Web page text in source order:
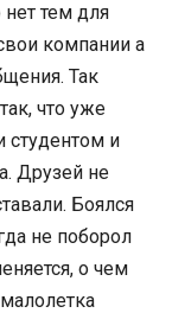
тем для
компании а
Так
что уже
студентом и
Друзей не
Боялся
не поборол
о чем